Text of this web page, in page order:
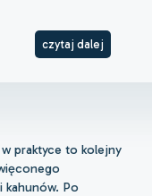
czytaj dalej
praktyce to kolejny
kahunów. Po